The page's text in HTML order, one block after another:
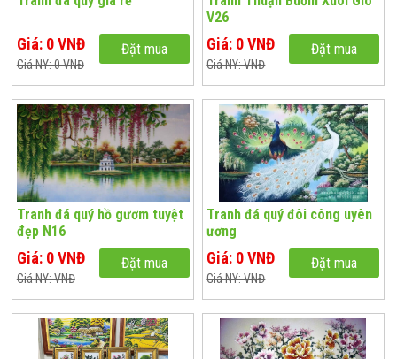
Giá: 0 VNĐ
Giá NY: 0 VNĐ
Đặt mua
V26
Giá: 0 VNĐ
Giá NY: VNĐ
Đặt mua
Tranh đá quý hồ gươm tuyệt
đẹp N16
Giá: 0 VNĐ
Giá NY: VNĐ
Đặt mua
Tranh đá quý đôi công uyên
ương
Giá: 0 VNĐ
Giá NY: VNĐ
Đặt mua